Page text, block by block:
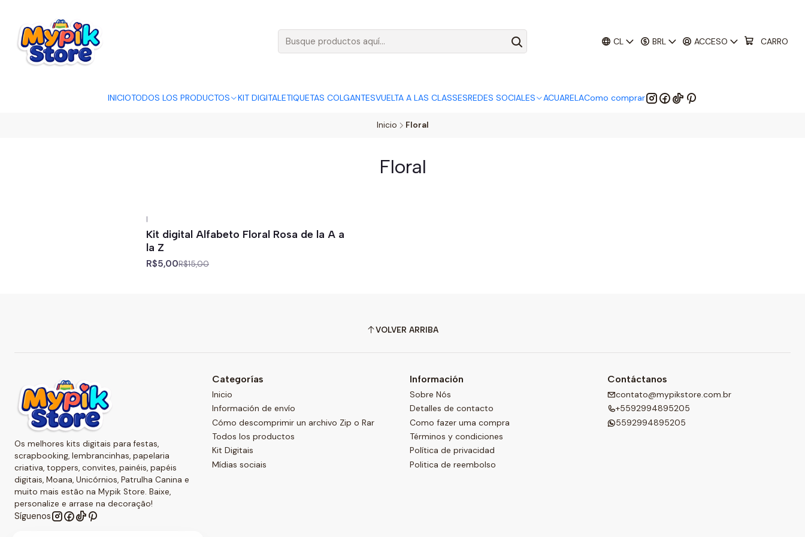
CL BRL ACCESO CARRO
INICIOTODOS LOS PRODUCTOS KIT DIGITALETIQUETAS COLGANTESVUELTA A LAS CLASSESREDES SOCIALES ACUARELAComo comprar
Inicio Floral
Floral
|
Kit digital Alfabeto Floral Rosa de la A a
la Z
R$5,00R$15,00
VOLVER ARRIBA
Os melhores kits digitais para festas,
scrapbooking, lembrancinhas, papelaria
criativa, toppers, convites, painéis, papéis
digitais, Moana, Unicórnios, Patrulha Canina e
muito mais estão na Mypik Store. Baixe,
personalize e arrase na decoração!
Síguenos
Categorías
Inicio
Información de envío
Cómo descomprimir un archivo Zip o Rar
Todos los productos
Kit Digitais
Mídias sociais
Información
Sobre Nós
Detalles de contacto
Como fazer uma compra
Términos y condiciones
Política de privacidad
Politica de reembolso
Contáctanos
contato@mypikstore.com.br
+5592994895205
5592994895205